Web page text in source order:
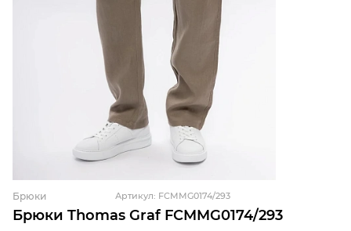
Брюки Thomas Graf FCMMG0174/293
Брюки Артикул: FCMMG0174/293